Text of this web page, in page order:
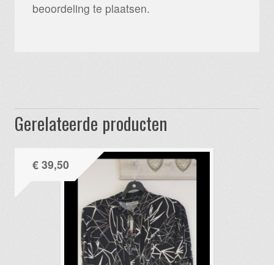
beoordeling te plaatsen.
Gerelateerde producten
€39,50